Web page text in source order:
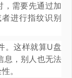
，需要先通过加
进行指纹识别
。这样就算U盘
息，别人也无法
。